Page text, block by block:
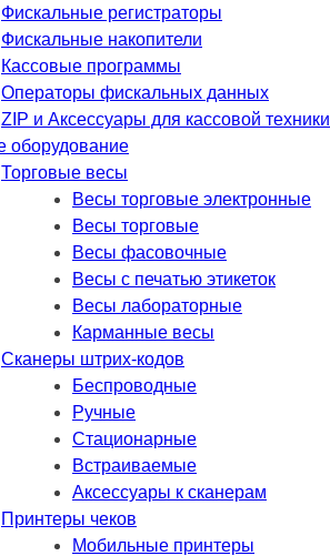
Фискальные регистраторы
Фискальные накопители
Кассовые программы
Операторы фискальных данных
ZIP и Аксессуары для кассовой техники
оборудование
Торговые весы
Весы торговые электронные
Весы торговые
Весы фасовочные
Весы с печатью этикеток
Весы лабораторные
Карманные весы
Сканеры штрих-кодов
Беспроводные
Ручные
Стационарные
Встраиваемые
Аксессуары к сканерам
Принтеры чеков
Мобильные принтеры